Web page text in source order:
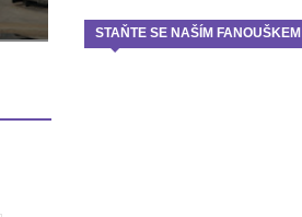
STAŇTE SE NAŠÍM FANOUŠKEM